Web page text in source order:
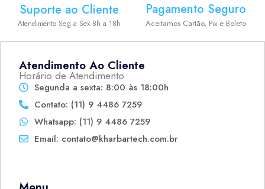
Suporte ao Cliente
Atendimento Seg a Sex 8h a 18h
Pagamento Seguro
Aceitamos Cartão, Pix e Boleto
Atendimento Ao Cliente
Horário de Atendimento
Segunda a sexta: 8:00 às 18:00h
Contato: (11) 9 4486 7259
Whatsapp: (11) 9 4486 7259
Email: contato@kharbartech.com.br